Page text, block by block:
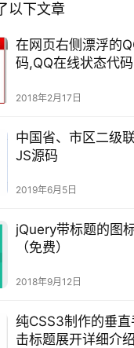
以下文章
在网页右侧漂浮的
码,QQ在线状态代码
2018年2月17日
中国省、市区二级
JS源码
2019年6月5日
jQuery带标题的图
（免费）
2018年9月12日
纯CSS3制作的垂
击标题展开详细介绍